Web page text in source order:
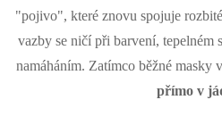
"pojivo", které znovu spojuje
vazby se ničí při barvení, tepelném
namáháním. Zatímco běžné masky
přímo v